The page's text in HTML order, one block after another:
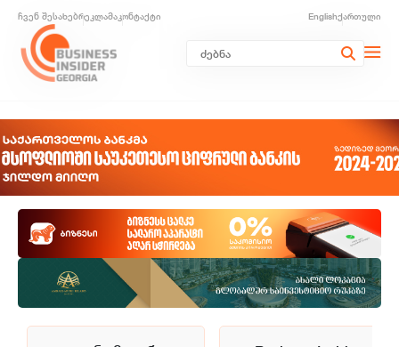
ჩვენ შესახებრეკლამაკონტაქტი Englishქართული